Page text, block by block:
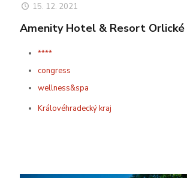
15. 12. 2021
Amenity Hotel & Resort Orlické
****
congress
wellness&spa
Královéhradecký kraj